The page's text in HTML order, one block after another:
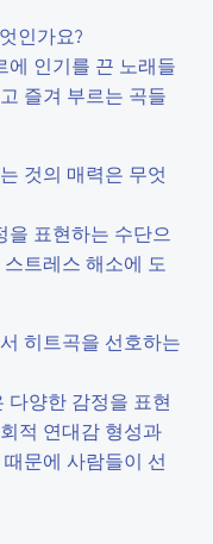
인가요?
에 인기를 끈 노래들
즐겨 부르는 곡들
것의 매력은 무엇
을 표현하는 수단으
트레스 해소에 도
히트곡을 선호하는
다양한 감정을 표현
적 연대감 형성과
문에 사람들이 선